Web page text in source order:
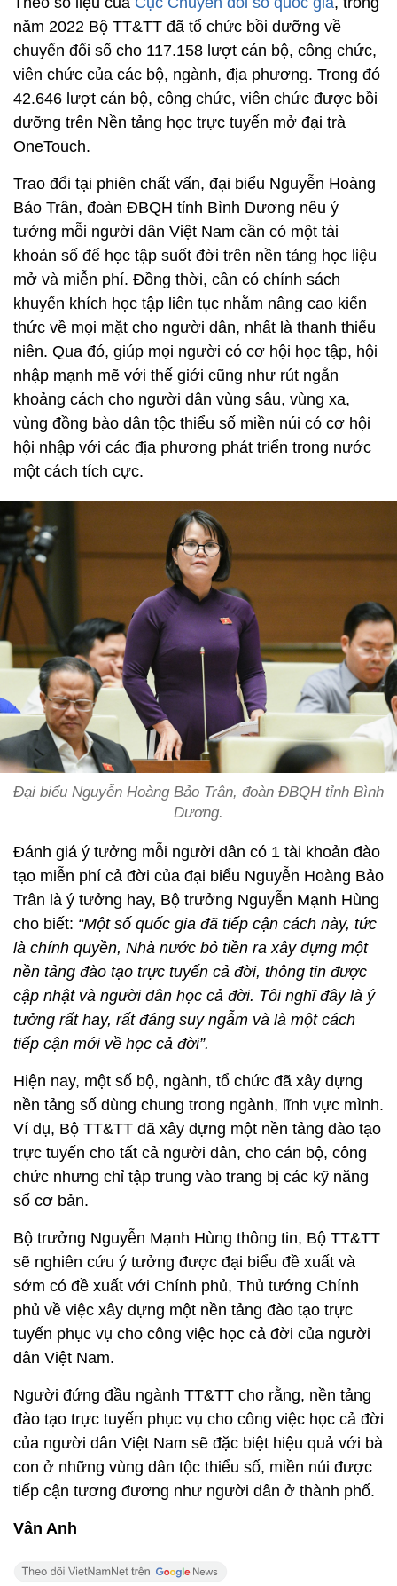
năm 2022 Bộ TT&TT đã tổ chức bồi dưỡng về
chuyển đổi số cho 117.158 lượt cán bộ, công chức,
viên chức của các bộ, ngành, địa phương. Trong đó
42.646 lượt cán bộ, công chức, viên chức được bồi
dưỡng trên Nền tảng học trực tuyến mở đại trà
OneTouch.
Trao đổi tại phiên chất vấn, đại biểu Nguyễn Hoàng
Bảo Trân, đoàn ĐBQH tỉnh Bình Dương nêu ý
tưởng mỗi người dân Việt Nam cần có một tài
khoản số để học tập suốt đời trên nền tảng học liệu
mở và miễn phí. Đồng thời, cần có chính sách
khuyến khích học tập liên tục nhằm nâng cao kiến
thức về mọi mặt cho người dân, nhất là thanh thiếu
niên. Qua đó, giúp mọi người có cơ hội học tập, hội
nhập mạnh mẽ với thế giới cũng như rút ngắn
khoảng cách cho người dân vùng sâu, vùng xa,
vùng đồng bào dân tộc thiểu số miền núi có cơ hội
hội nhập với các địa phương phát triển trong nước
một cách tích cực.
Đại biểu Nguyễn Hoàng Bảo Trân, đoàn ĐBQH tỉnh Bình
Dương.
Đánh giá ý tưởng mỗi người dân có 1 tài khoản đào
tạo miễn phí cả đời của đại biểu Nguyễn Hoàng Bảo
Trân là ý tưởng hay, Bộ trưởng Nguyễn Mạnh Hùng
cho biết: “Một số quốc gia đã tiếp cận cách này, tức
là chính quyền, Nhà nước bỏ tiền ra xây dựng một
nền tảng đào tạo trực tuyến cả đời, thông tin được
cập nhật và người dân học cả đời. Tôi nghĩ đây là ý
tưởng rất hay, rất đáng suy ngẫm và là một cách
tiếp cận mới về học cả đời”.
Hiện nay, một số bộ, ngành, tổ chức đã xây dựng
nền tảng số dùng chung trong ngành, lĩnh vực mình.
Ví dụ, Bộ TT&TT đã xây dựng một nền tảng đào tạo
trực tuyến cho tất cả người dân, cho cán bộ, công
chức nhưng chỉ tập trung vào trang bị các kỹ năng
số cơ bản.
Bộ trưởng Nguyễn Mạnh Hùng thông tin, Bộ TT&TT
sẽ nghiên cứu ý tưởng được đại biểu đề xuất và
sớm có đề xuất với Chính phủ, Thủ tướng Chính
phủ về việc xây dựng một nền tảng đào tạo trực
tuyến phục vụ cho công việc học cả đời của người
dân Việt Nam.
Người đứng đầu ngành TT&TT cho rằng, nền tảng
đào tạo trực tuyến phục vụ cho công việc học cả đời
của người dân Việt Nam sẽ đặc biệt hiệu quả với bà
con ở những vùng dân tộc thiểu số, miền núi được
tiếp cận tương đương như người dân ở thành phố.
Vân Anh